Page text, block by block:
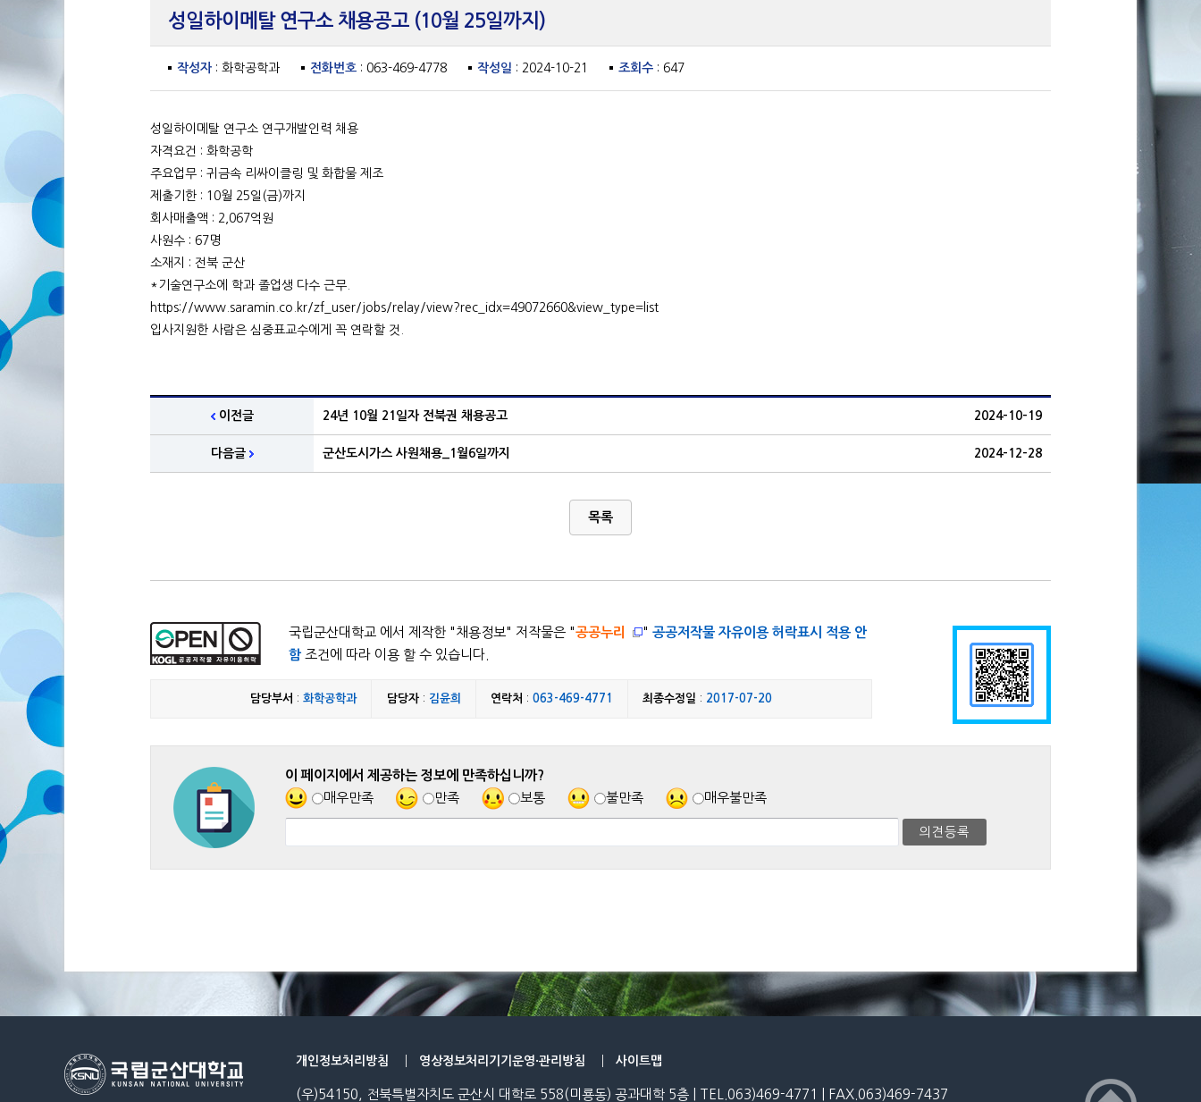
성일하이메탈 연구소 채용공고 (10월 25일까지)
작성자 : 화학공학과 전화번호 : 063-469-4778 작성일 : 2024-10-21 조회수 : 647
성일하이메탈 연구소 연구개발인력 채용
자격요건 : 화학공학
주요업무 : 귀금속 리싸이클링 및 화합물 제조
제출기한 : 10월 25일(금)까지
회사매출액 : 2,067억원
사원수 : 67명
소재지 : 전북 군산
*기술연구소에 학과 졸업생 다수 근무.
https://www.saramin.co.kr/zf_user/jobs/relay/view?rec_idx=49072660&view_type=list
입사지원한 사람은 심중표교수에게 꼭 연락할 것.
이전글 24년 10월 21일자 전북권 채용공고 2024-10-19
다음글 군산도시가스 사원채용_1월6일까지 2024-12-28
목록
국립군산대학교 에서 제작한 " 채용정보" 저작물은 "공공누리 " 공공저작물 자유이용 허락표시 적용 안
함조건에 따라 이용 할 수 있습니다.
담당부서 :화학공학과 담당자: 김윤희 연락처 : 063-469-4771 최종수정일 : 2017-07-20
이 페이지에서 제공하는 정보에 만족하십니까?
매우만족
만족 보통 불만족 매우불만족
개인정보처리방침 영상정보처리기기운영·관리방침 사이트맵
(우)54150, 전북특별자치도 군산시 대학로 558(미룡동) 공과대학 5층 | TEL.063)469-4771 | FAX.063)469-7437